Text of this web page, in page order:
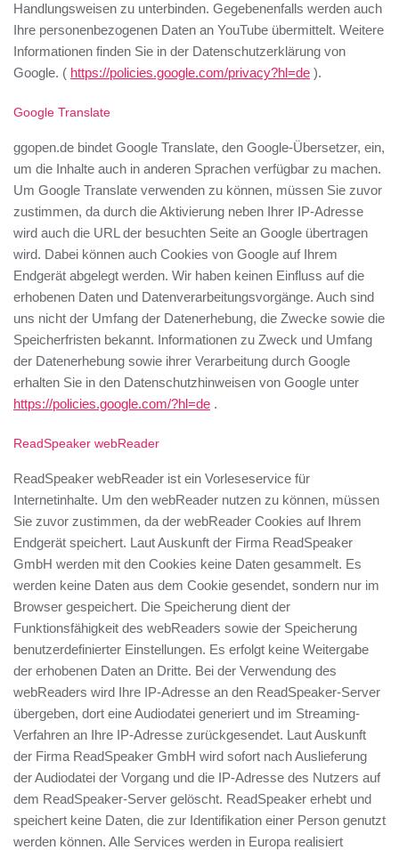
Handlungsweisen zu unterbinden. Gegebenenfalls werden auch
Ihre personenbezogenen Daten an YouTube übermittelt. Weitere
Informationen finden Sie in der Datenschutzerklärung von
Google. ( https://policies.google.com/privacy?hl=de ).
Google Translate
ggopen.de bindet Google Translate, den Google-Übersetzer, ein,
um die Inhalte auch in anderen Sprachen verfügbar zu machen.
Um Google Translate verwenden zu können, müssen Sie zuvor
zustimmen, da durch die Aktivierung neben Ihrer IP-Adresse
wird auch die URL der besuchten Seite an Google übertragen
wird. Dabei können auch Cookies von Google auf Ihrem
Endgerät abgelegt werden. Wir haben keinen Einfluss auf die
erhobenen Daten und Datenverarbeitungsvorgänge. Auch sind
uns nicht der Umfang der Datenerhebung, die Zwecke sowie die
Speicherfristen bekannt. Informationen zu Zweck und Umfang
der Datenerhebung sowie ihrer Verarbeitung durch Google
erhalten Sie in den Datenschutzhinweisen von Google unter
https://policies.google.com/?hl=de .
ReadSpeaker webReader
ReadSpeaker webReader ist ein Vorleseservice für
Internetinhalte. Um den webReader nutzen zu können, müssen
Sie zuvor zustimmen, da der webReader Cookies auf Ihrem
Endgerät speichert. Laut Auskunft der Firma ReadSpeaker
GmbH werden mit den Cookies keine Daten gesammelt. Es
werden keine Daten aus dem Cookie gesendet, sondern nur im
Browser gespeichert. Die Speicherung dient der
Funktionsfähigkeit des webReaders sowie der Speicherung
benutzerdefinierter Einstellungen. Es erfolgt keine Weitergabe
der erhobenen Daten an Dritte. Bei der Verwendung des
webReaders wird Ihre IP-Adresse an den ReadSpeaker-Server
übergeben, dort eine Audiodatei generiert und im Streaming-
Verfahren an Ihre IP-Adresse zurückgesendet. Laut Auskunft
der Firma ReadSpeaker GmbH wird sofort nach Auslieferung
der Audiodatei der Vorgang und die IP-Adresse des Nutzers auf
dem ReadSpeaker-Server gelöscht. ReadSpeaker erhebt und
speichert keine Daten, die zur Identifikation einer Person genutzt
werden können. Alle Services werden in Europa realisiert